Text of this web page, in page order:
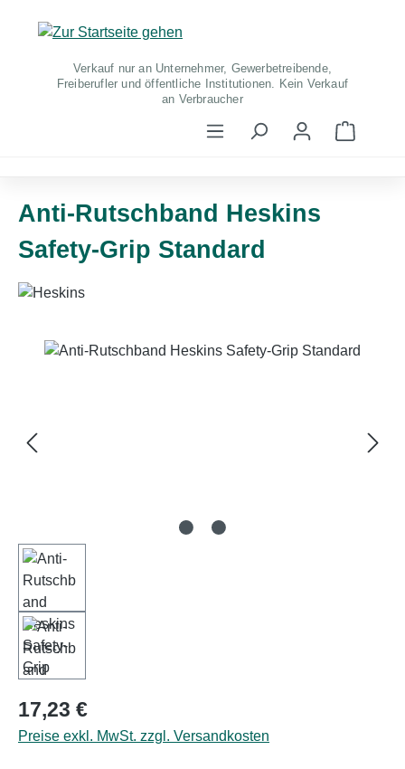
Zum Hauptinhalt springen
Verkauf nur an Unternehmer, Gewerbetreibende,
Freiberufler und öffentliche Institutionen. Kein Verkauf
an Verbraucher
Anti-Rutschband Heskins
Safety-Grip Standard
Bildergalerie überspringen
Regulärer Preis:
17,23 €
Preise exkl. MwSt. zzgl. Versandkosten